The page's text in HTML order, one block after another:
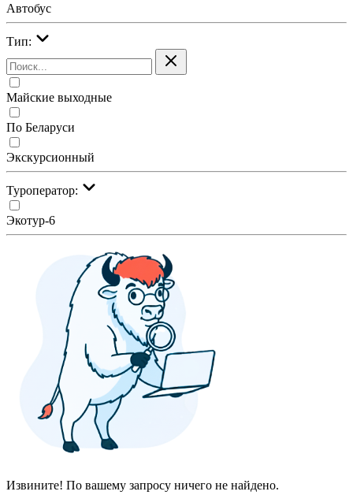
Автобус
Тип:
Майские выходные
По Беларуси
Экскурсионный
Туроператор:
Экотур-6
Извините! По вашему запросу ничего не найдено.